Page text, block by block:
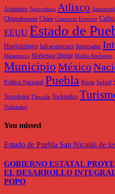
Acatzingo Agricultura Atlixco
Chignahuapan China Comercio Exterior
EEUU Estado de
Huejotzingo Infraestructura Interesante
Matamoros Marketing Digital Medio Ambiente
Municipio México
Política Nacional Puebla Rusia Salud
Tecnología Tlaxcala Tochimilco
Vialidades
You missed
Estado de Puebla San Nicolás de
GOBIERNO ESTATAL
EL DESARROLLO
POPO